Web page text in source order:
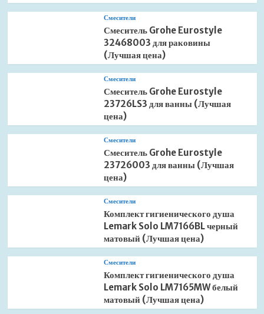
Смесители
Смеситель Grohe Eurostyle
32468003 для раковины
(Лучшая цена)
Смесители
Смеситель Grohe Eurostyle
23726LS3 для ванны (Лучшая
цена)
Смесители
Смеситель Grohe Eurostyle
23726003 для ванны (Лучшая
цена)
Смесители
Комплект гигиенического душа
Lemark Solo LM7166BL черный
матовый (Лучшая цена)
Смесители
Комплект гигиенического душа
Lemark Solo LM7165MW белый
матовый (Лучшая цена)